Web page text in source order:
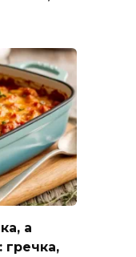
а
гречка,